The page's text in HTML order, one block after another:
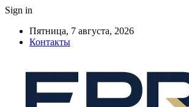
Sign in
Пятница, 7 августа, 2026
Контакты